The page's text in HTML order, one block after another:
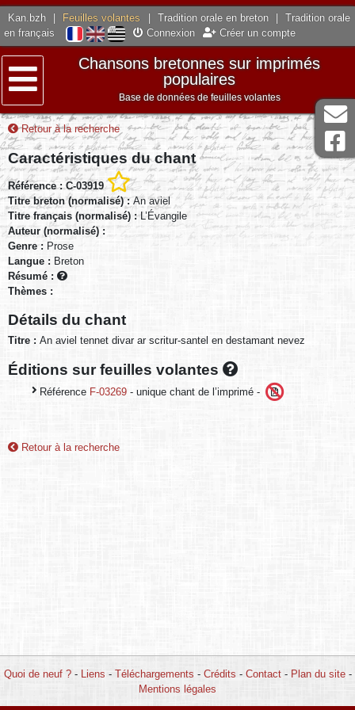
Kan.bzh Feuilles volantes Tradition orale en breton
Tradition orale
en français
Connexion Créer un compte
Menu
Chansons bretonnes sur imprimés
populaires
Base de données de feuilles volantes
Retour à la recherche
Caractéristiques du chant
Référence : C-03919
Titre breton (normalisé) :An aviel
Titre français (normalisé) :L’Évangile
Auteur (normalisé) :
Genre : Prose
Langue : Breton
Résumé :
Thèmes :
Détails du chant
Titre : An aviel tennet divar ar scritur-santel en destamant nevez
Éditions sur feuilles volantes
Référence F-03269 - unique chant de l’imprimé -
Retour à la recherche
Quoi de neuf ?- Liens - Téléchargements - Crédits - Contact- Plan du site-
Mentions légales